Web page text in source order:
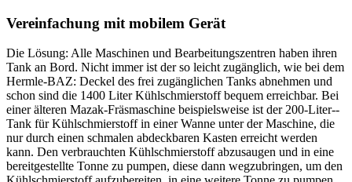
Vereinfachung mit mobilem Gerät
Die Lösung: Alle Maschinen und Bearbeitungszentren haben ihren
Tank an Bord. Nicht immer ist der so leicht zugänglich, wie bei dem
Hermle-BAZ: Deckel des frei zugänglichen Tanks abnehmen und
schon sind die 1400 Liter Kühlschmierstoff bequem erreichbar. Bei
einer älteren Mazak-Fräsmaschine beispielsweise ist der 200-Liter-­
Tank für Kühlschmierstoff in ­einer Wanne unter der Maschine, die
nur durch einen schmalen abdeckbaren Kasten erreicht werden
kann. Den verbrauchten Kühlschmierstoff abzusaugen und in eine
bereitgestellte Tonne zu pumpen, diese dann wegzubringen, um den